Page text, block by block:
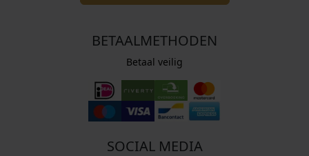
BETAALMETHODEN
Betaal veilig
SOCIAL MEDIA